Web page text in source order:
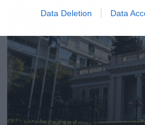
Data Deletion Data